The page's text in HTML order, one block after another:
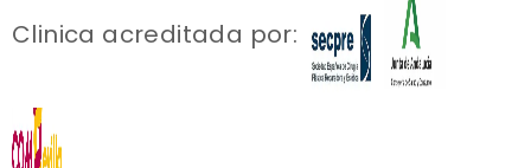
Clinica acreditada por: